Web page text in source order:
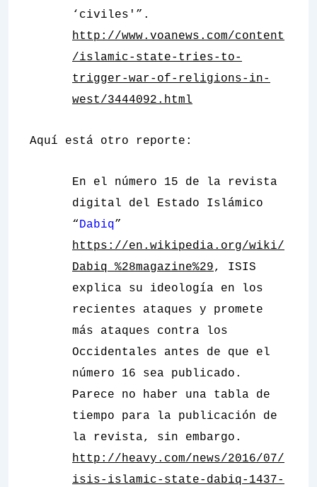
‘civiles'”.
http://www.voanews.com/content
/islamic-state-tries-to-
trigger-war-of-religions-in-
west/3444092.html
Aquí está otro reporte:
En el número 15 de la revista
digital del Estado Islámico
“Dabiq”
https://en.wikipedia.org/wiki/
Dabiq_%28magazine%29, ISIS
explica su ideología en los
recientes ataques y promete
más ataques contra los
Occidentales antes de que el
número 16 sea publicado.
Parece no haber una tabla de
tiempo para la publicación de
la revista, sin embargo.
http://heavy.com/news/2016/07/
isis-islamic-state-dabiq-1437-